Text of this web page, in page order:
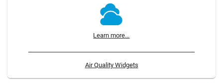
Learn more...
Air Quality Widgets